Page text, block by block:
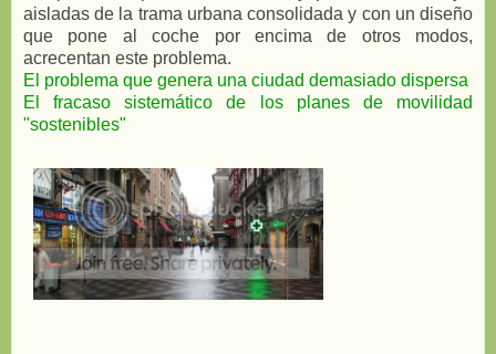
aisladas de la trama urbana consolidada y con un diseño
que pone al coche por encima de otros modos,
acrecentan este problema.
El problema que genera una ciudad demasiado dispersa
El fracaso sistemático de los planes de movilidad
"sostenibles"